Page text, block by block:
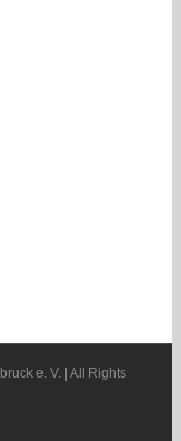
e. V. | All Rights